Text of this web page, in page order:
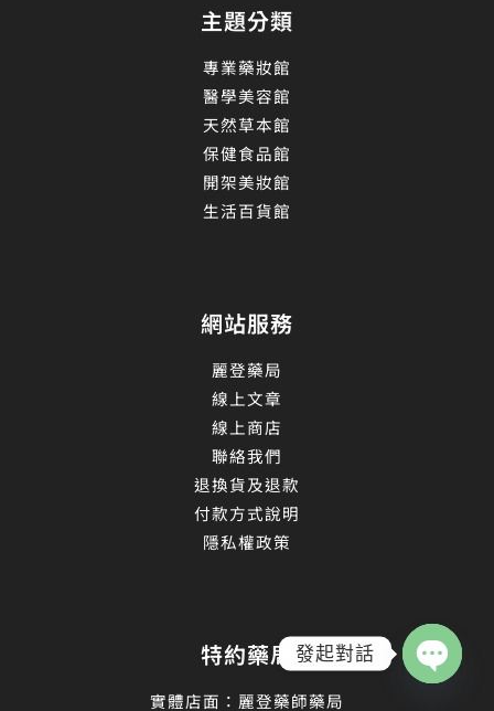
主題分類
專業藥妝館
醫學美容館
天然草本館
保健食品館
開架美妝館
生活百貨館
網站服務
麗登藥局
線上文章
線上商店
聯絡我們
退換貨及退款
付款方式說明
隱私權政策
特約藥局
實體店面：麗登藥師藥局
發起對話
Open